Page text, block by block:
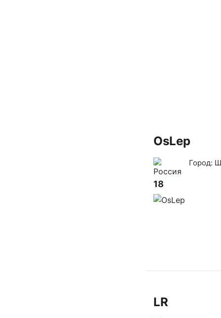
OsLep
Город:
18
LR